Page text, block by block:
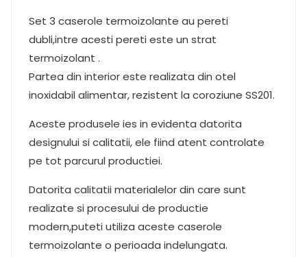
Set 3 caserole termoizolante au pereti
dubli,intre acesti pereti este un strat
termoizolant .
Partea din interior este realizata din otel
inoxidabil alimentar, rezistent la coroziune SS201.
Aceste produsele ies in evidenta datorita
designului si calitatii, ele fiind atent controlate
pe tot parcurul productiei.
Datorita calitatii materialelor din care sunt
realizate si procesului de productie
modern,puteti utiliza aceste caserole
termoizolante o perioada indelungata.